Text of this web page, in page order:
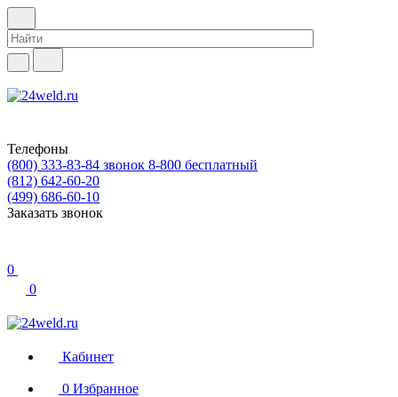
Телефоны
(800) 333-83-84 звонок 8-800 бесплатный
(812) 642-60-20
(499) 686-60-10
Заказать звонок
0
0
Кабинет
0 Избранное